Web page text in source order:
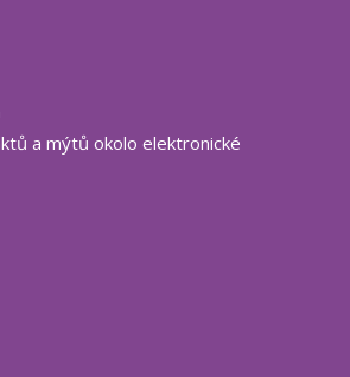
a mýtů okolo elektronické